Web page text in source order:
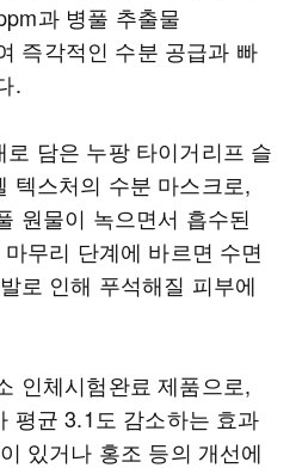
과 병풀 추출물
즉각적인 수분 공급과 빠
.
담은 누팡 타이거리프 슬
텍스처의 수분 마스크로,
원물이 녹으면서 흡수된
무리 단계에 바르면 수면
로 인해 푸석해질 피부에
인체시험완료 제품으로,
평균 3.1도 감소하는 효과
있거나 홍조 등의 개선에